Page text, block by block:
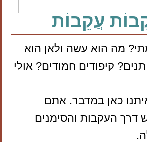
עֲקֵבוֹת
מה הוא עשה ולאן הוא
קיפודים חמודים? אולי
כאן במדבר. אתם
דרך העקבות והסימנים